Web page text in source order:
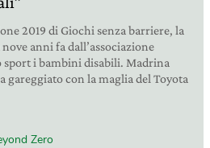
2019 di Giochi senza barriere, la
anni fa dall’associazione
sport i bambini disabili. Madrina
gareggiato con la maglia del Toyota
Zero